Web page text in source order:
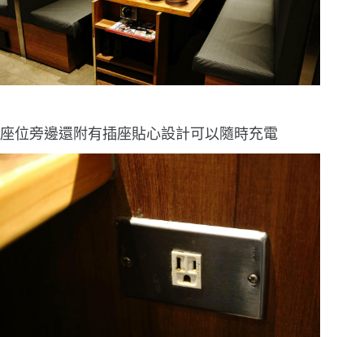
座位旁邊還附有插座貼心設計可以隨時充電